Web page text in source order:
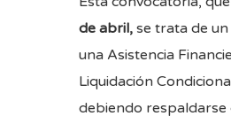
de abril, se trata de
una Asistencia
Liquidación
debiendo respaldarse